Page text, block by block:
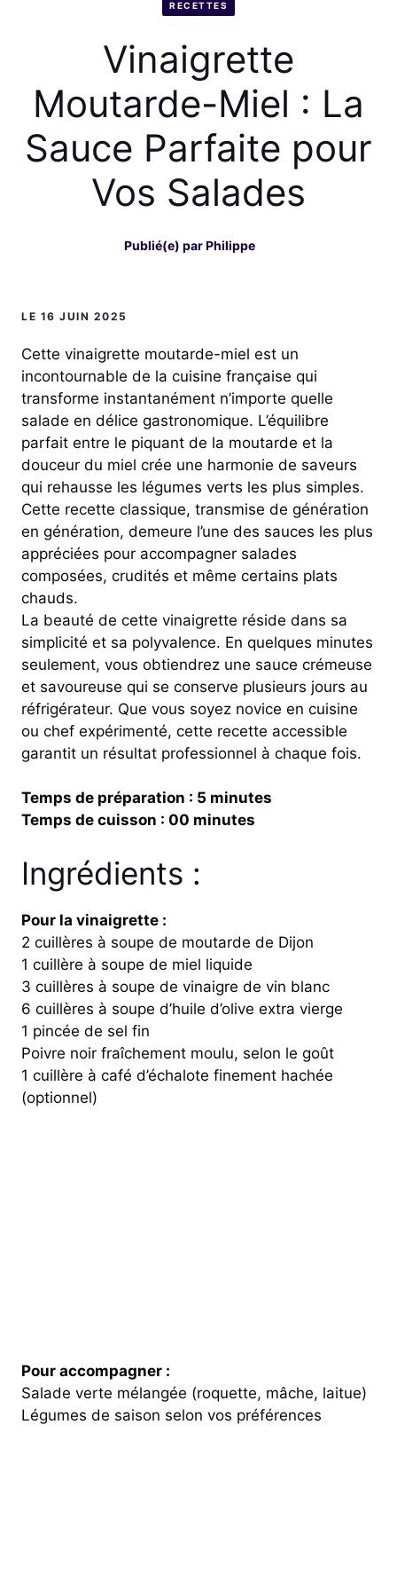
RECETTES
Vinaigrette
Moutarde-Miel : La
Sauce Parfaite pour
Vos Salades
Publié(e) parPhilippe
LE 16 JUIN 2025
Cette vinaigrette moutarde-miel est un
incontournable de la cuisine française qui
transforme instantanément n’importe quelle
salade en délice gastronomique. L’équilibre
parfait entre le piquant de la moutarde et la
douceur du miel crée une harmonie de saveurs
qui rehausse les légumes verts les plus simples.
Cette recette classique, transmise de génération
en génération, demeure l’une des sauces les plus
appréciées pour accompagner salades
composées, crudités et même certains plats
chauds.
La beauté de cette vinaigrette réside dans sa
simplicité et sa polyvalence. En quelques minutes
seulement, vous obtiendrez une sauce crémeuse
et savoureuse qui se conserve plusieurs jours au
réfrigérateur. Que vous soyez novice en cuisine
ou chef expérimenté, cette recette accessible
garantit un résultat professionnel à chaque fois.
Temps de préparation : 5 minutes
Temps de cuisson : 00 minutes
Ingrédients :
Pour la vinaigrette :
2 cuillères à soupe de moutarde de Dijon
1 cuillère à soupe de miel liquide
3 cuillères à soupe de vinaigre de vin blanc
6 cuillères à soupe d’huile d’olive extra vierge
1 pincée de sel fin
Poivre noir fraîchement moulu, selon le goût
1 cuillère à café d’échalote finement hachée
(optionnel)
Pour accompagner :
Salade verte mélangée (roquette, mâche, laitue)
Légumes de saison selon vos préférences